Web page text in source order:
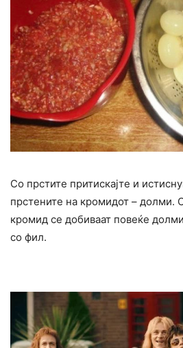
Со прстите притискајте и
прстените на кромидот – долми.
кромид се добиваат повеќе
со фил.